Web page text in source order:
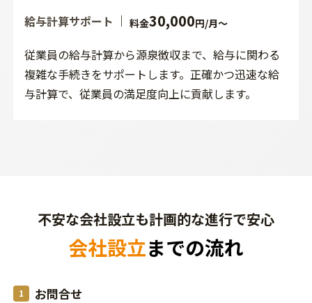
給与計算サポート 料金30,000円/月～
従業員の給与計算から源泉徴収まで、給与に関わる
複雑な手続きをサポートします。正確かつ迅速な給
与計算で、従業員の満足度向上に貢献します。
不安な会社設立も計画的な進行で安心
会社設立までの流れ
1 お問合せ